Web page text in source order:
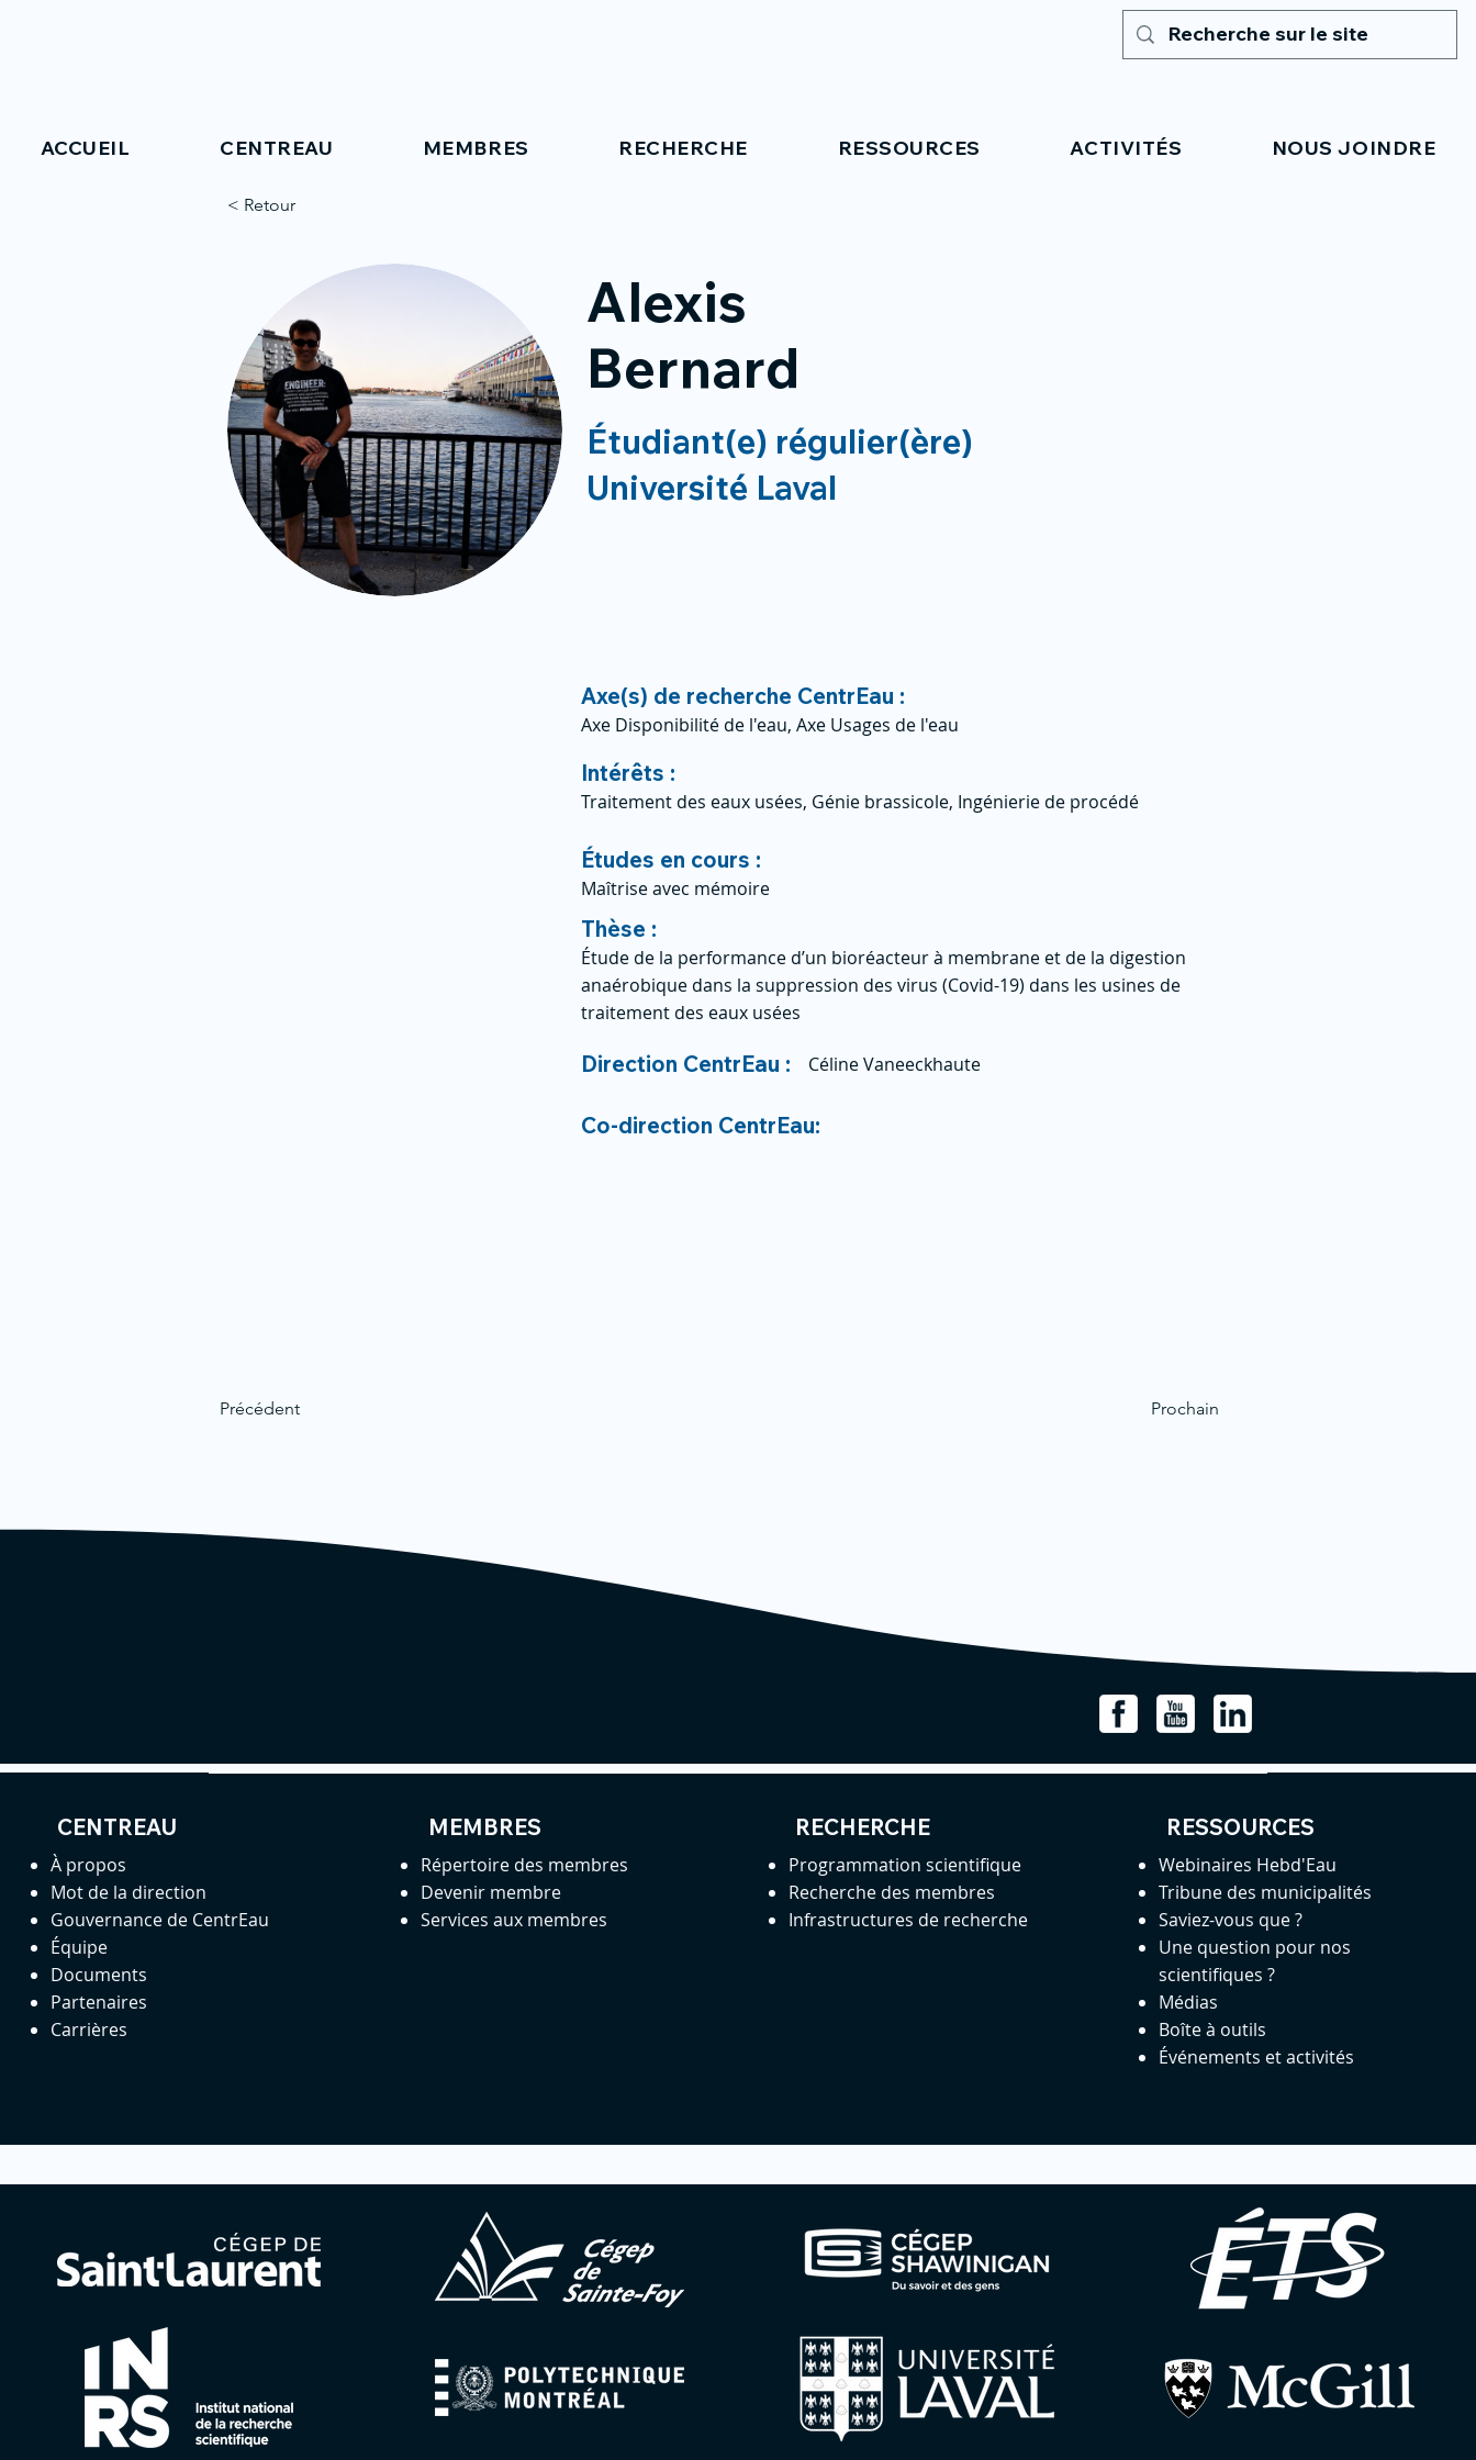
ACCUEIL CENTREAU MEMBRES RECHERCHE RESSOURCES ACTIVITÉS NOUS JOINDRE
< Retour
Alexis
Bernard
Étudiant(e) régulier(ère)
Université Laval
Axe(s) de recherche CentrEau :
Axe Disponibilité de l'eau, Axe Usages de l'eau
Intérêts :
Traitement des eaux usées, Génie brassicole, Ingénierie de procédé
Études en cours :
Maîtrise avec mémoire
Thèse :
Étude de la performance d’un bioréacteur à membrane et de la digestion
anaérobique dans la suppression des virus (Covid-19) dans les usines de
traitement des eaux usées
Précédent
Direction CentrEau : Céline Vaneeckhaute
Co-direction CentrEau:
Prochain
CENTREAU
À propos
Mot de la direction
Gouvernance de CentrEau
Équipe
Documents
Partenaires
Carrières
MEMBRES
Répertoire des membres
Devenir membre
Services aux membres
RECHERCHE
Programmation scientifique
Recherche des membres
Infrastructures de recherche
RESSOURCES
Webinaires Hebd'Eau
Tribune des municipalités
Saviez-vous que ?
Une question pour nos
scientifiques ?
Médias
Boîte à outils
Événements et activités